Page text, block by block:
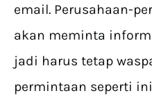
email. Perusahaan-
akan meminta
jadi harus tetap
permintaan seperti